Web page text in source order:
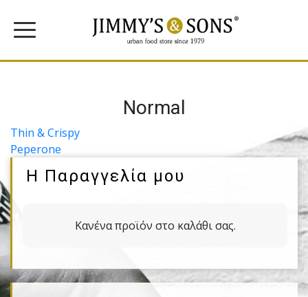
Normal
Πλοήγηση
άρθρων
Thin & Crispy
Peperone
Η Παραγγελία μου
Κανένα προϊόν στο καλάθι σας.